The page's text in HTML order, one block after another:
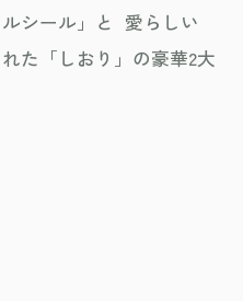
シール」と 愛らしい
た「しおり」の豪華2大